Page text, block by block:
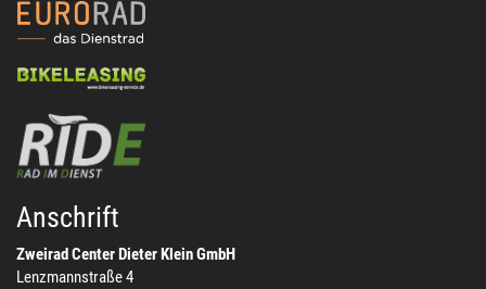
Anschrift
Zweirad Center Dieter Klein GmbH
Lenzmannstraße 4